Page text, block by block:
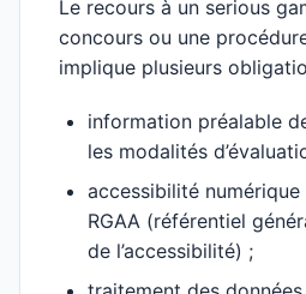
Le recours à un serious
concours ou une
implique plusieurs
information préalable
les modalités
accessibilité
RGAA (référentiel
de l’accessibilité) ;